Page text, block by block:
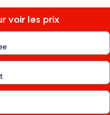
voir les prix